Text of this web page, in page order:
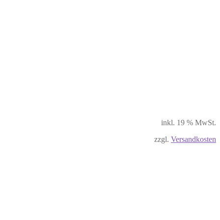
inkl. 19 % MwSt.
zzgl. Versandkosten